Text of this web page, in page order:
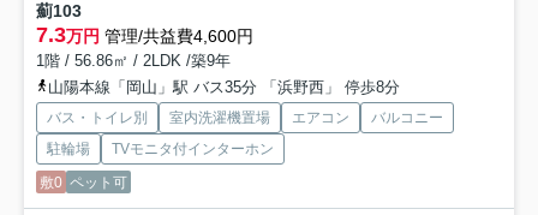
薊103
7.3万円 管理/共益費4,600円
1階 / 56.86㎡ / 2LDK /築9年
山陽本線「岡山」駅 バス35分 「浜野西」 停歩8分
バス・トイレ別 室内洗濯機置場 エアコン
バルコニー
駐輪場
TVモニタ付インターホン
敷0 ペット可